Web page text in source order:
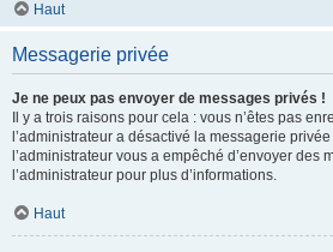
Haut
Messagerie privée
Je ne peux pas envoyer de messages privés !
Il y a trois raisons pour cela : vous n’êtes pas
l’administrateur a désactivé la messagerie
l’administrateur vous a empêché d’envoyer des
l’administrateur pour plus d’informations.
Haut